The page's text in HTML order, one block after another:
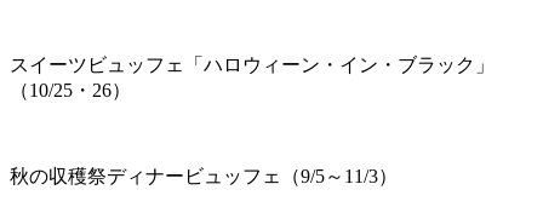
スイーツビュッフェ「ハロウィーン・イン・ブラック」
（10/25・26）
秋の収穫祭ディナービュッフェ（9/5～11/3）